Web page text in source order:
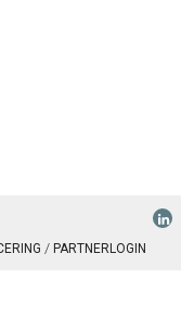
PARTNERLOGIN